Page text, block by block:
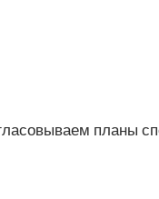
планы